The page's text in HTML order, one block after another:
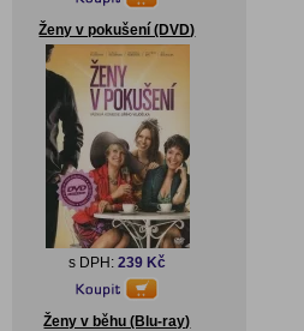
Ženy v pokušení (DVD)
s DPH: 239 Kč
Ženy v běhu (Blu-ray)